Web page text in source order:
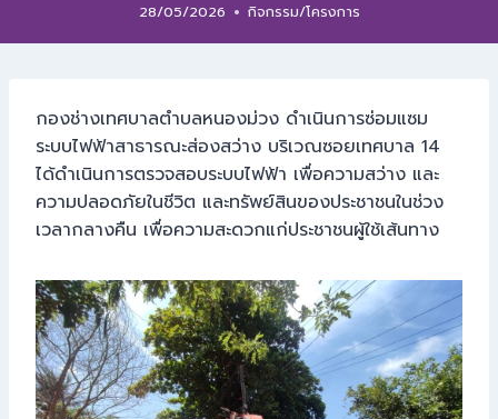
28/05/2026 กิจกรรม/โครงการ
กองช่างเทศบาลตำบลหนองม่วง ดำเนินการซ่อมแซม
ระบบไฟฟ้าสาธารณะส่องสว่าง บริเวณซอยเทศบาล 14
ได้ดำเนินการตรวจสอบระบบไฟฟ้า เพื่อความสว่าง และ
ความปลอดภัยในชีวิต และทรัพย์สินของประชาชนในช่วง
เวลากลางคืน เพื่อความสะดวกแก่ประชาชนผู้ใช้เส้นทาง